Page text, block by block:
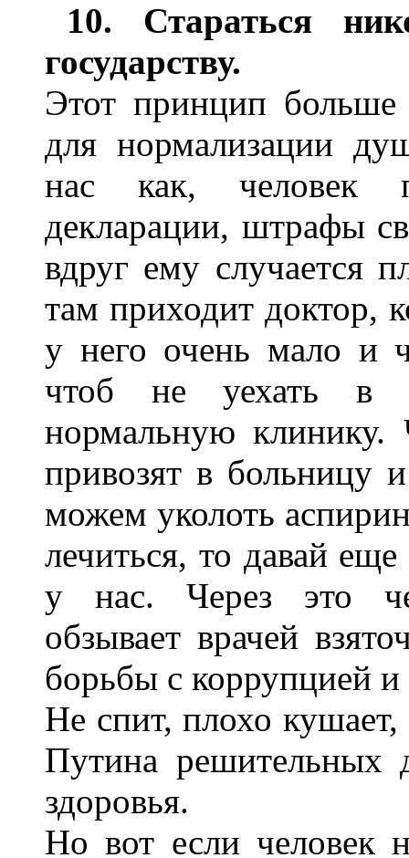
10. Стараться
государству.
Этот принцип
для нормализации
нас как, человек
декларации, штрафы
вдруг ему случается
там приходит доктор,
у него очень мало и
чтоб не уехать в
нормальную клинику.
привозят в больницу
можем уколоть
лечиться, то давай
у нас. Через это
обзывает врачей
борьбы с коррупцией
Не спит, плохо
Путина решительных
здоровья.
Но вот если человек